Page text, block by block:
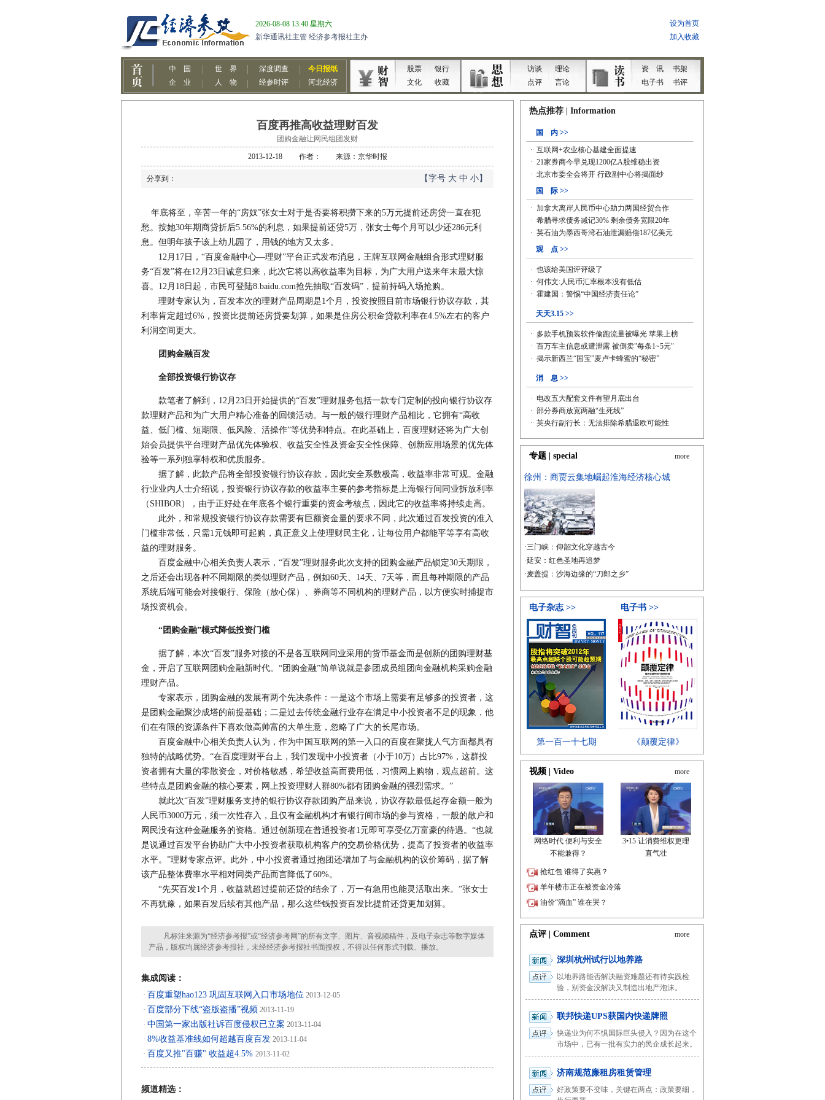
百度再推高收益理财百发
团购金融让网民组团发财
2013-12-18 作者： 来源：京华时报
分享到： 【字号 大 中 小】
年底将至，辛苦一年的“房奴”张女士对于是否要将积攒下来的5万元提前还房贷一直在犯
愁。按她30年期商贷折后5.56%的利息，如果提前还贷5万，张女士每个月可以少还286元利
息。但明年孩子该上幼儿园了，用钱的地方又太多。
12月17日，“百度金融中心—理财”平台正式发布消息，王牌互联网金融组合形式理财服
务“百发”将在12月23日诚意归来，此次它将以高收益率为目标，为广大用户送来年末最大惊
喜。12月18日起，市民可登陆8.baidu.com抢先抽取“百发码”，提前持码入场抢购。
理财专家认为，百发本次的理财产品周期是1个月，投资按照目前市场银行协议存款，其
利率肯定超过6%，投资比提前还房贷要划算，如果是住房公积金贷款利率在4.5%左右的客户
利润空间更大。
团购金融百发
全部投资银行协议存
款笔者了解到，12月23日开始提供的“百发”理财服务包括一款专门定制的投向银行协议存
款理财产品和为广大用户精心准备的回馈活动。与一般的银行理财产品相比，它拥有“高收
益、低门槛、短期限、低风险、活操作”等优势和特点。在此基础上，百度理财还将为广大创
始会员提供平台理财产品优先体验权、收益安全性及资金安全性保障、创新应用场景的优先体
验等一系列独享特权和优质服务。
据了解，此款产品将全部投资银行协议存款，因此安全系数极高，收益率非常可观。金融
行业业内人士介绍说，投资银行协议存款的收益率主要的参考指标是上海银行间同业拆放利率
（SHIBOR），由于正好处在年底各个银行重要的资金考核点，因此它的收益率将持续走高。
此外，和常规投资银行协议存款需要有巨额资金量的要求不同，此次通过百发投资的准入
门槛非常低，只需1元钱即可起购，真正意义上使理财民主化，让每位用户都能平等享有高收
益的理财服务。
百度金融中心相关负责人表示，“百发”理财服务此次支持的团购金融产品锁定30天期限，
之后还会出现各种不同期限的类似理财产品，例如60天、14天、7天等，而且每种期限的产品
系统后端可能会对接银行、保险（放心保）、券商等不同机构的理财产品，以方便实时捕捉市
场投资机会。
“团购金融”模式降低投资门槛
据了解，本次“百发”服务对接的不是各互联网同业采用的货币基金而是创新的团购理财基
金，开启了互联网团购金融新时代。“团购金融”简单说就是参团成员组团向金融机构采购金融
理财产品。
专家表示，团购金融的发展有两个先决条件：一是这个市场上需要有足够多的投资者，这
是团购金融聚沙成塔的前提基础；二是过去传统金融行业存在满足中小投资者不足的现象，他
们在有限的资源条件下喜欢做高帅富的大单生意，忽略了广大的长尾市场。
百度金融中心相关负责人认为，作为中国互联网的第一入口的百度在聚拢人气方面都具有
独特的战略优势。“在百度理财平台上，我们发现中小投资者（小于10万）占比97%，这群投
资者拥有大量的零散资金，对价格敏感，希望收益高而费用低，习惯网上购物，观点超前。这
些特点是团购金融的核心要素，网上投资理财人群80%都有团购金融的强烈需求。”
就此次“百发”理财服务支持的银行协议存款团购产品来说，协议存款最低起存金额一般为
人民币3000万元，须一次性存入，且仅有金融机构才有银行间市场的参与资格，一般的散户和
网民没有这种金融服务的资格。通过创新现在普通投资者1元即可享受亿万富豪的待遇。“也就
是说通过百发平台协助广大中小投资者获取机构客户的交易价格优势，提高了投资者的收益率
水平。”理财专家点评。此外，中小投资者通过抱团还增加了与金融机构的议价筹码，据了解
该产品整体费率水平相对同类产品而言降低了60%。
“先买百发1个月，收益就超过提前还贷的结余了，万一有急用也能灵活取出来。”张女士
不再犹豫，如果百发后续有其他产品，那么这些钱投资百发比提前还贷更加划算。
凡标注来源为“经济参考报”或“经济参考网”的所有文字、图片、音视频稿件，及电子杂志等数字媒体
产品，版权均属经济参考报社，未经经济参考报社书面授权，不得以任何形式刊载、播放。
集成阅读：
· 百度重塑hao123 巩固互联网入口市场地位 2013-12-05
· 百度部分下线“盗版盗播”视频 2013-11-19
· 中国第一家出版社诉百度侵权已立案 2013-11-04
· 8%收益基准线如何超越百度百发 2013-11-04
· 百度又推"百赚" 收益超4.5% 2013-11-02
频道精选：